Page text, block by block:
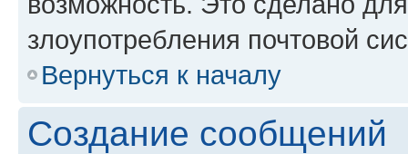
злоупотребления почтовой
Вернуться к началу
Создание сообщений